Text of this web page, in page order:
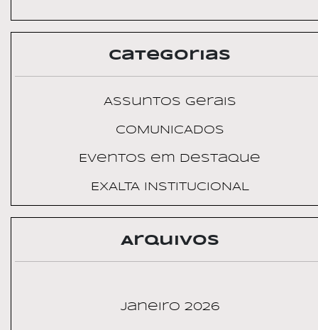
Categorias
Assuntos Gerais
COMUNICADOS
Eventos em Destaque
EXALTA INSTITUCIONAL
Arquivos
janeiro 2026